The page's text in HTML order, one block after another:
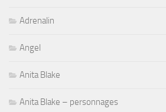
Adrenalin
Angel
Anita Blake
Anita Blake – personnages